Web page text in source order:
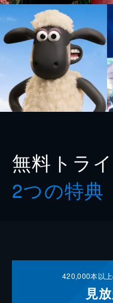
無料トラ
2つの特典
420,000本以
見